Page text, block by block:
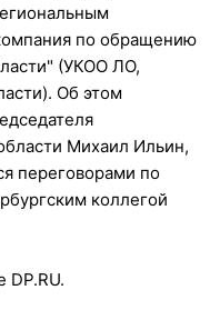
по обращению
(УКОО ЛО,
Об этом
Михаил Ильин,
переговорами по
коллегой
DP.RU.